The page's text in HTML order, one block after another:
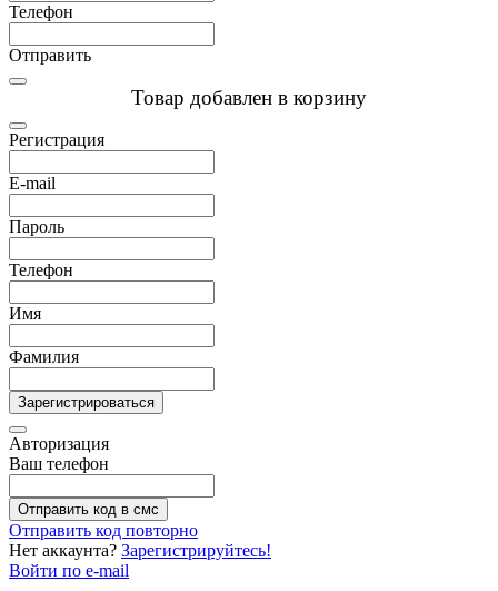
Телефон
Отправить
Товар добавлен в корзину
Регистрация
E-mail
Пароль
Телефон
Имя
Фамилия
Зарегистрироваться
Авторизация
Ваш телефон
Отправить код в смс
Отправить код повторно
Нет аккаунта? Зарегистрируйтесь!
Войти по e-mail